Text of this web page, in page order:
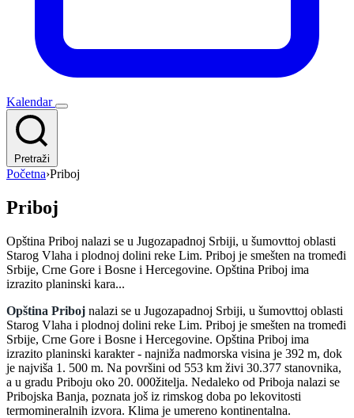
Kalendar
Pretraži
Početna›Priboj
Priboj
Opština Priboj nalazi se u Jugozapadnoj Srbiji, u šumovttoj oblasti
Starog Vlaha i plodnoj dolini reke Lim. Priboj je smešten na tromeđi
Srbije, Crne Gore i Bosne i Hercegovine. Opština Priboj ima
izrazito planinski kara...
Opština Priboj nalazi se u Jugozapadnoj Srbiji, u šumovttoj oblasti
Starog Vlaha i plodnoj dolini reke Lim. Priboj je smešten na tromeđi
Srbije, Crne Gore i Bosne i Hercegovine. Opština Priboj ima
izrazito planinski karakter - najniža nadmorska visina je 392 m, dok
je najviša 1. 500 m. Na površini od 553 km živi 30.377 stanovnika,
a u gradu Priboju oko 20. 000žitelja. Nedaleko od Priboja nalazi se
Pribojska Banja, poznata još iz rimskog doba po lekovitosti
termomineralnih izvora. Klima je umereno kontinentalna.